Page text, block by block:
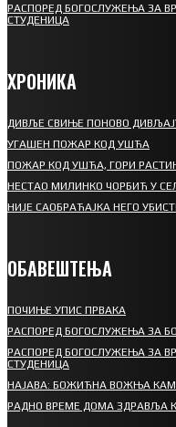
РАСПОРЕД БОГОСЛУЖЕЊА ЗА
СТУДЕНИЦА
ХРОНИКА
ДИВЉЕ СВИЊЕ ПОНОВО
УГАШЕН ПОЖАР КОД УШЋА
ПОЖАР КОД УШЋА, ГОРИ
НЕСТАО МИЛИНКО ЧОРБИЋ У
НИЈЕ САОБРАЋАЈКА НЕГО
ОБАВЕШТЕЊА
ПОЧИЊЕ УПИС ПРВАКА
РАСПОРЕД БОГОСЛУЖЕЊА ЗА
РАСПОРЕД БОГОСЛУЖЕЊА ЗА
СТУДЕНИЦА
НАЈАВА: БОЖИЋНА ВОЖЊА
РАДНО ВРЕМЕ ДОМА ЗДРАВЉА